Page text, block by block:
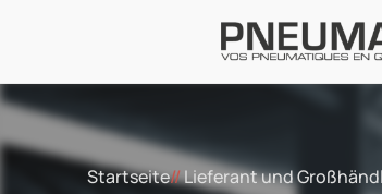
Startseite//Lieferant und